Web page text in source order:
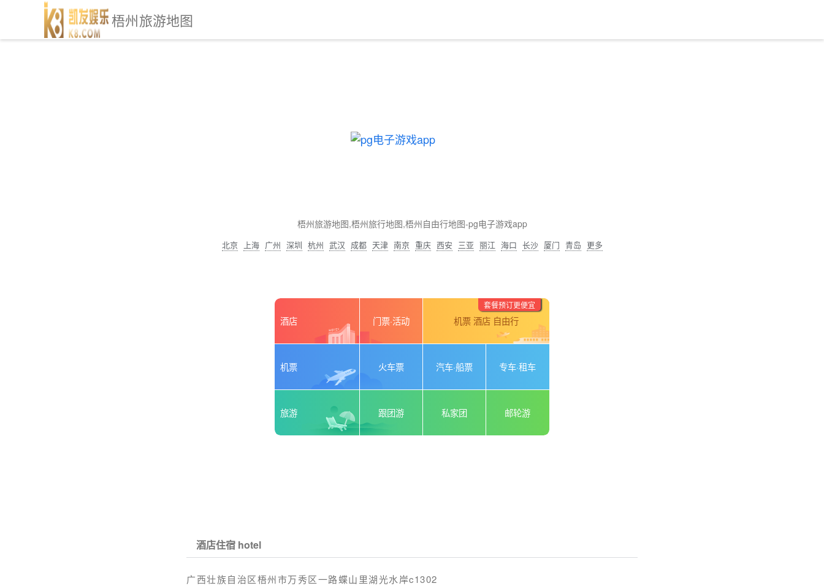
梧州旅游地图
梧州旅游地图,梧州旅行地图,梧州自由行地图-pg电子游戏app
北京 上海 广州 深圳 杭州 武汉 成都 天津 南京 重庆 西安 三亚 丽江 海口 长沙 厦门 青岛 更多
酒店 门票·活动 机票 酒店 自由行
套餐预订更便宜
机票 火车票 汽车·船票 专车·租车
旅游 跟团游 私家团 邮轮游
酒店住宿 hotel
广西壮族自治区梧州市万秀区一路蝶山里湖光水岸c1302